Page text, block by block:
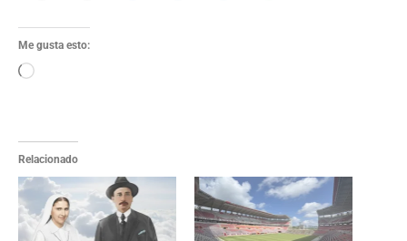
Me gusta esto:
Relacionado